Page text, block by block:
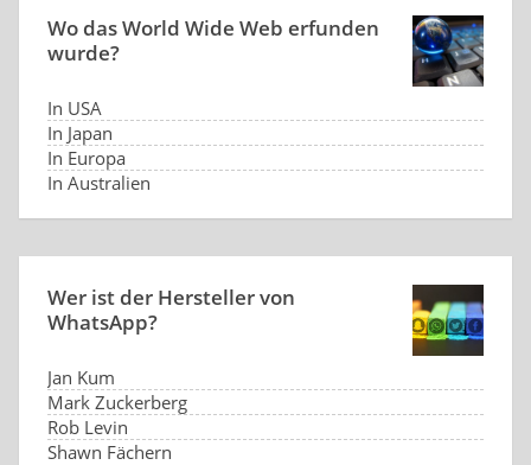
Wo das World Wide Web erfunden
wurde?
In USA
In Japan
In Europa
In Australien
Wer ist der Hersteller von
WhatsApp?
Jan Kum
Mark Zuckerberg
Rob Levin
Shawn Fächern